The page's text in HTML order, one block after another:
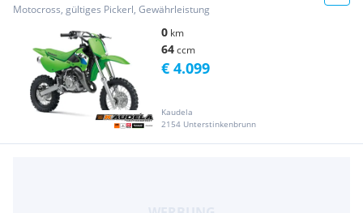
Motocross, gültiges Pickerl, Gewährleistung
0 km
64ccm
Kaudela
2154 Unterstinkenbrunn
€ 4.099